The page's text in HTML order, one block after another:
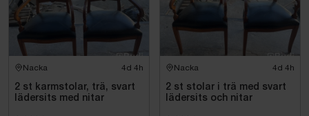
Nacka 4d 4h
2 st karmstolar, trä, svart
lädersits med nitar
Nacka 4d 4h
2 st stolar i trä med svart
lädersits och nitar